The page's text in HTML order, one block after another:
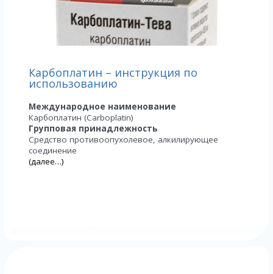
Карбоплатин – инструкция по
использованию
Международное наименование
Карбоплатин (Carboplatin)
Групповая принадлежность
Средство противоопухолевое, алкилирующее
соединение
(далее…)